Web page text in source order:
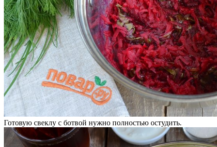
Готовую свеклу с ботвой нужно полностью остудить.